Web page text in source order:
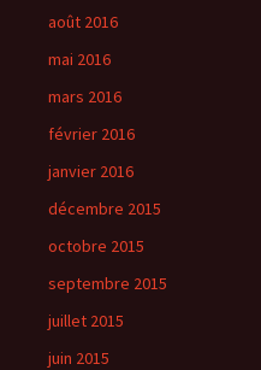
août 2016
mai 2016
mars 2016
février 2016
janvier 2016
décembre 2015
octobre 2015
septembre 2015
juillet 2015
juin 2015